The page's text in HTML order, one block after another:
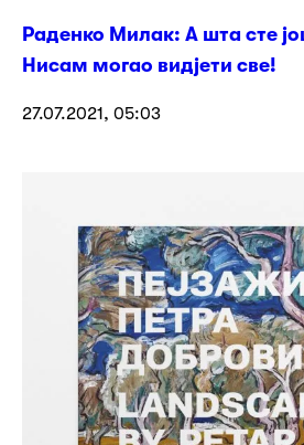
Раденко Милак: А шта сте
Нисам могао видјети све!
27.07.2021, 05:03